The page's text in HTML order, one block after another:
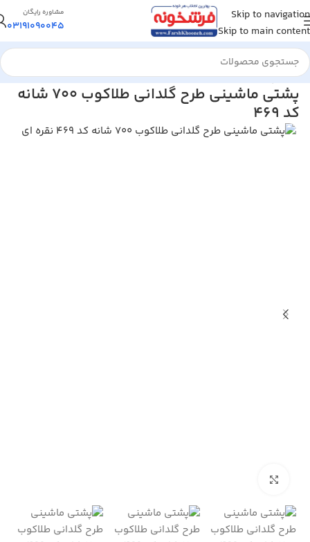
Skip to navigation
Skip to main content
مشاوره رایگان
03191090045
خانه/پشتی
پشتی ماشینی طرح گلدانی طلاکوب 700 شانه
کد 469